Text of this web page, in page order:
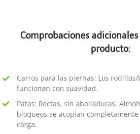
Comprobaciones
producto:
Carros para las piernas: Los
funcionan con suavidad.
Patas: Rectas, sin abolladuras.
bloqueos se acoplan
carga.